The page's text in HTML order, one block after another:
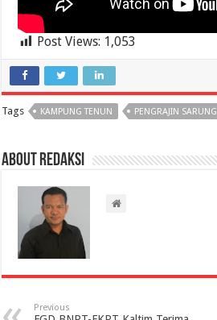
Post Views: 1,053
Tags KAMPUNG TENUN PENGRAJIN SARUNG
About Redaksi
Previous